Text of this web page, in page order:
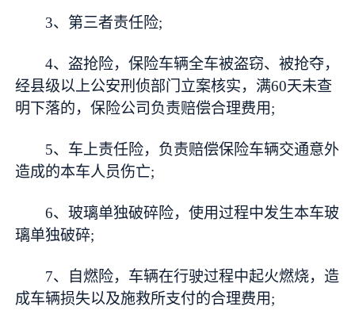
3、第三者责任险;
4、盗抢险，保险车辆全车被盗窃、被抢夺，
经县级以上公安刑侦部门立案核实，满60天未查
明下落的，保险公司负责赔偿合理费用;
5、车上责任险，负责赔偿保险车辆交通意外
造成的本车人员伤亡;
6、玻璃单独破碎险，使用过程中发生本车玻
璃单独破碎;
7、自燃险，车辆在行驶过程中起火燃烧，造
成车辆损失以及施救所支付的合理费用;